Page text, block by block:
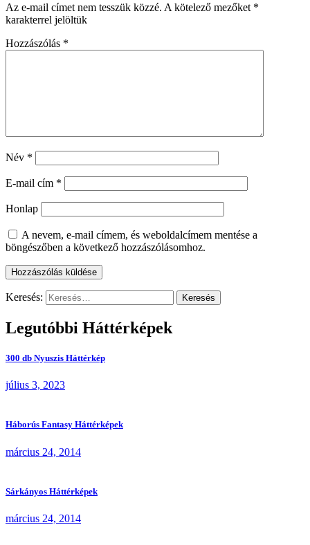
Az e-mail címet nem tesszük közzé. A kötelező mezőket *
karakterrel jelöltük
Hozzászólás *
Név *
E-mail cím *
Honlap
A nevem, e-mail címem, és weboldalcímem mentése a
böngészőben a következő hozzászólásomhoz.
Keresés:
Legutóbbi Háttérképek
300 db Nyuszis Háttérkép
július 3, 2023
Háborús Fantasy Háttérképek
március 24, 2014
Sárkányos Háttérképek
március 24, 2014